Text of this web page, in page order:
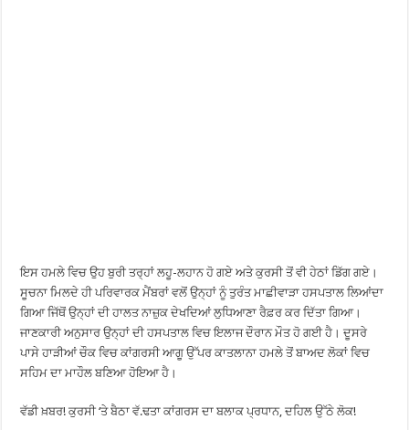
ਇਸ ਹਮਲੇ ਵਿਚ ਉਹ ਬੁਰੀ ਤਰ੍ਹਾਂ ਲਹੂ-ਲਹਾਨ ਹੋ ਗਏ ਅਤੇ ਕੁਰਸੀ ਤੋਂ ਵੀ ਹੇਠਾਂ ਡਿੱਗ ਗਏ।
ਸੂਚਨਾ ਮਿਲਦੇ ਹੀ ਪਰਿਵਾਰਕ ਮੈਂਬਰਾਂ ਵਲੋਂ ਉਨ੍ਹਾਂ ਨੂੰ ਤੁਰੰਤ ਮਾਛੀਵਾੜਾ ਹਸਪਤਾਲ ਲਿਆਂਦਾ
ਗਿਆ ਜਿੱਥੋਂ ਉਨ੍ਹਾਂ ਦੀ ਹਾਲਤ ਨਾਜ਼ੁਕ ਦੇਖਦਿਆਂ ਲੁਧਿਆਣਾ ਰੈਫ਼ਰ ਕਰ ਦਿੱਤਾ ਗਿਆ।
ਜਾਣਕਾਰੀ ਅਨੁਸਾਰ ਉਨ੍ਹਾਂ ਦੀ ਹਸਪਤਾਲ ਵਿਚ ਇਲਾਜ ਦੌਰਾਨ ਮੌਤ ਹੋ ਗਈ ਹੈ। ਦੂਸਰੇ
ਪਾਸੇ ਹਾੜੀਆਂ ਚੌਕ ਵਿਚ ਕਾਂਗਰਸੀ ਆਗੂ ਉੱਪਰ ਕਾਤਲਾਨਾ ਹਮਲੇ ਤੋਂ ਬਾਅਦ ਲੋਕਾਂ ਵਿਚ
ਸਹਿਮ ਦਾ ਮਾਹੌਲ ਬਣਿਆ ਹੋਇਆ ਹੈ।
ਵੱਡੀ ਖ਼ਬਰ! ਕੁਰਸੀ ‘ਤੇ ਬੈਠਾ ਵੱ.ਢਤਾ ਕਾਂਗਰਸ ਦਾ ਬਲਾਕ ਪ੍ਰਧਾਨ, ਦਹਿਲ ਉੱਠੇ ਲੋਕ!